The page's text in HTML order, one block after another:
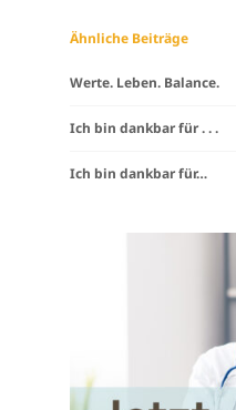
Leitungsteam
Ähnliche Beiträge
Werte. Leben. Balance.
Ich bin dankbar für . . .
Ich bin dankbar für…